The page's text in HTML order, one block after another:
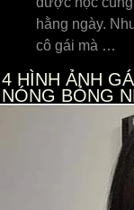
hằng ngày.
cô gái mà …
4 HÌNH ẢNH
NÓNG BỎNG